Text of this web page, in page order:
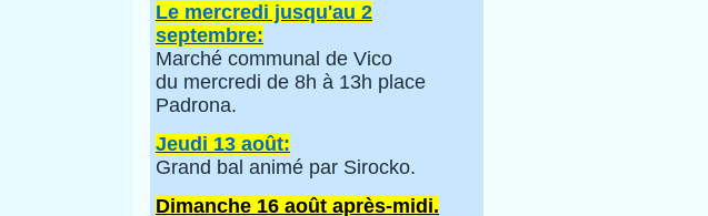
Le mercredi jusqu'au 2
septembre:
Marché communal de Vico
du mercredi de 8h à 13h place
Padrona.
Jeudi 13 août:
Grand bal animé par Sirocko.
Dimanche 16 août après-midi.